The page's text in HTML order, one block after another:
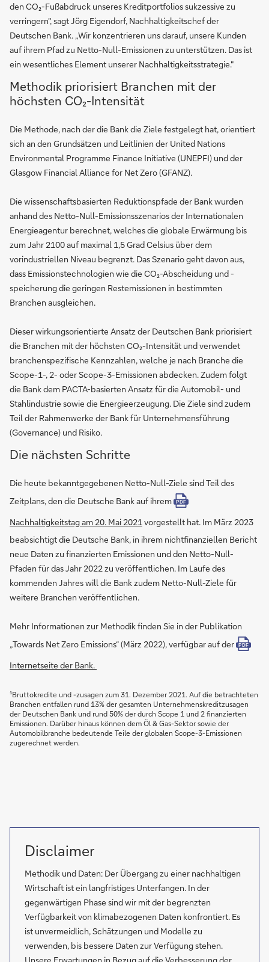
den CO₂-Fußabdruck unseres Kreditportfolios sukzessive zu
verringern", sagt Jörg Eigendorf, Nachhaltigkeitschef der
Deutschen Bank. „Wir konzentrieren uns darauf, unsere Kunden
auf ihrem Pfad zu Netto-Null-Emissionen zu unterstützen. Das ist
ein wesentliches Element unserer Nachhaltigkeitsstrategie."
Methodik priorisiert Branchen mit der
höchsten CO₂-Intensität
Die Methode, nach der die Bank die Ziele festgelegt hat, orientiert
sich an den Grundsätzen und Leitlinien der United Nations
Environmental Programme Finance Initiative (UNEPFI) und der
Glasgow Financial Alliance for Net Zero (GFANZ).
Die wissenschaftsbasierten Reduktionspfade der Bank wurden
anhand des Netto-Null-Emissionsszenarios der Internationalen
Energieagentur berechnet, welches die globale Erwärmung bis
zum Jahr 2100 auf maximal 1,5 Grad Celsius über dem
vorindustriellen Niveau begrenzt. Das Szenario geht davon aus,
dass Emissionstechnologien wie die CO₂-Abscheidung und -
speicherung die geringen Restemissionen in bestimmten
Branchen ausgleichen.
Dieser wirkungsorientierte Ansatz der Deutschen Bank priorisiert
die Branchen mit der höchsten CO₂-Intensität und verwendet
branchenspezifische Kennzahlen, welche je nach Branche die
Scope-1-, 2- oder Scope-3-Emissionen abdecken. Zudem folgt
die Bank dem PACTA-basierten Ansatz für die Automobil- und
Stahlindustrie sowie die Energieerzeugung. Die Ziele sind zudem
Teil der Rahmenwerke der Bank für Unternehmensführung
(Governance) und Risiko.
Die nächsten Schritte
Die heute bekanntgegebenen Netto-Null-Ziele sind Teil des
Zeitplans, den die Deutsche Bank auf ihrem
PDF
Nachhaltigkeitstag am 20. Mai 2021vorgestellt hat. Im März 2023
beabsichtigt die Deutsche Bank, in ihrem nichtfinanziellen Bericht
neue Daten zu finanzierten Emissionen und den Netto-Null-
Pfaden für das Jahr 2022 zu veröffentlichen. Im Laufe des
kommenden Jahres will die Bank zudem Netto-Null-Ziele für
weitere Branchen veröffentlichen.
Mehr Informationen zur Methodik finden Sie in der Publikation
„Towards Net Zero Emissions“ (März 2022), verfügbar auf der
PDF
Internetseite der Bank.
¹Bruttokredite und -zusagen zum 31. Dezember 2021. Auf die betrachteten
Branchen entfallen rund 13% der gesamten Unternehmenskreditzusagen
der Deutschen Bank und rund 50% der durch Scope 1 und 2 finanzierten
Emissionen. Darüber hinaus können dem Öl & Gas-Sektor sowie der
Automobilbranche bedeutende Teile der globalen Scope-3-Emissionen
zugerechnet werden.
Disclaimer
Methodik und Daten: Der Übergang zu einer nachhaltigen
Wirtschaft ist ein langfristiges Unterfangen. In der
gegenwärtigen Phase sind wir mit der begrenzten
Verfügbarkeit von klimabezogenen Daten konfrontiert. Es
ist unvermeidlich, Schätzungen und Modelle zu
verwenden, bis bessere Daten zur Verfügung stehen.